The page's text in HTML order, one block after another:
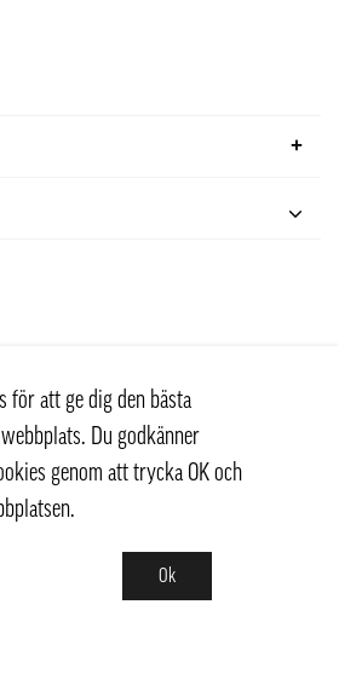
för att ge dig den bästa
Du godkänner
genom att trycka OK och
Ok